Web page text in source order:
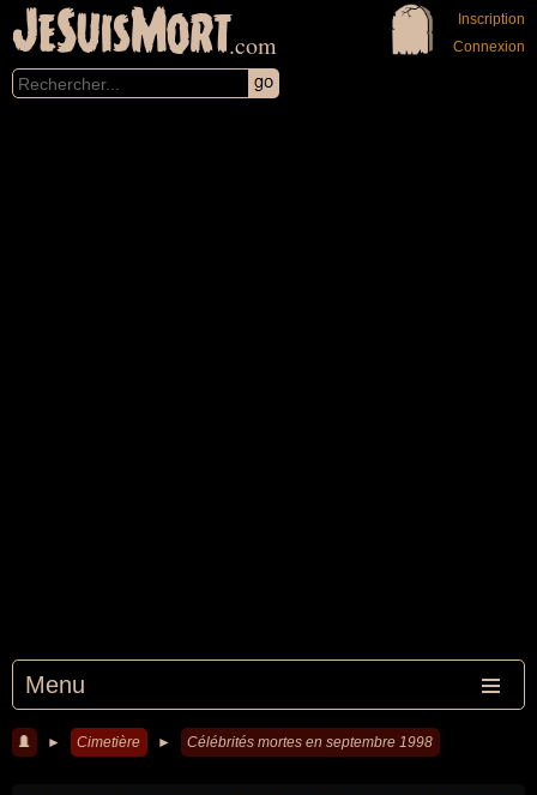
JeSuisMort.com
Menu
Inscription
Connexion
► Cimetière ► Célébrités mortes en septembre 1998